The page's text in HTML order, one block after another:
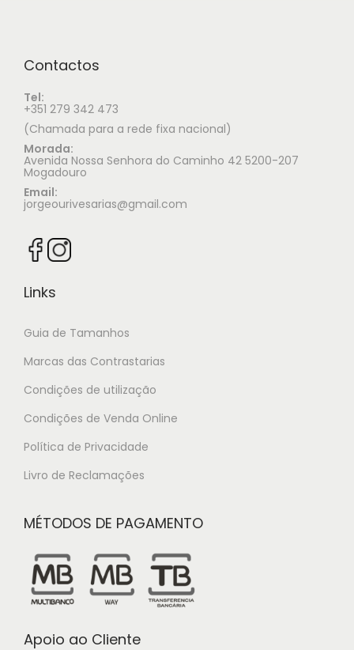
Contactos
Tel:
+351 279 342 473
(Chamada para a rede fixa nacional)
Morada:
Avenida Nossa Senhora do Caminho 42 5200-207
Mogadouro
Email:
jorgeourivesarias@gmail.com
Links
Guia de Tamanhos
Marcas das Contrastarias
Condições de utilização
Condições de Venda Online
Política de Privacidade
Livro de Reclamações
MÉTODOS DE PAGAMENTO
Apoio ao Cliente